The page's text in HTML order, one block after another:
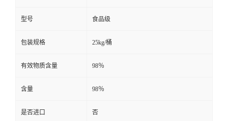
型号 食品级
包装规格 25kg/桶
有效物质含量 98％
含量 98％
是否进口 否